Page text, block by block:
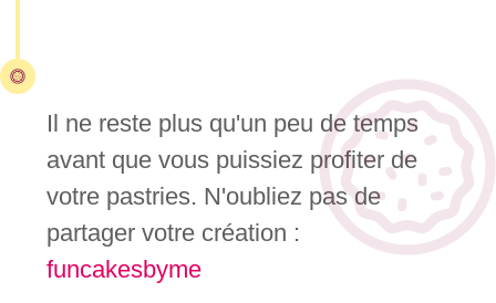
Il ne reste plus qu'un peu de temps
avant que vous puissiez profiter de
votre pastries. N'oubliez pas de
partager votre création :
funcakesbyme